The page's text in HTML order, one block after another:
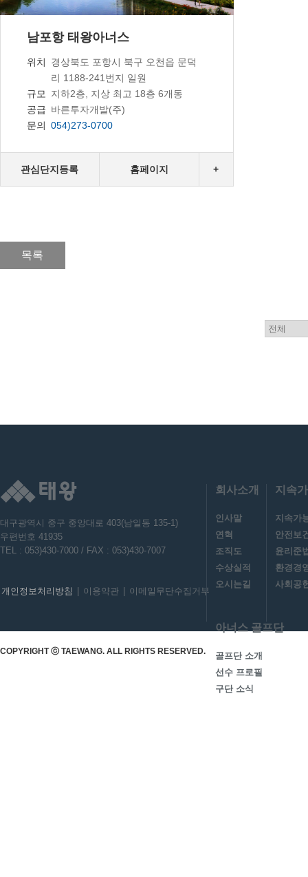
남포항 태왕아너스
위치
경상북도 포항시 북구 오천읍 문덕
리 1188-241번지 일원
규모 지하2층, 지상 최고 18층 6개동
공급 바른투자개발(주)
문의 054)273-0700
관심단지등록 홈페이지 +
목록
대구광역시 중구 중앙대로 403(남일동 135-1)
우편번호 41935
TEL : 053)430-7000 / FAX : 053)430-7007
개인정보처리방침 이용약관 이메일무단수집거부
회사소개
인사말
연혁
조직도
수상실적
오시는길
지속
지속가
안전보
윤리준
환경경
사회공
아너스 골프단
골프단 소개
선수 프로필
구단 소식
COPYRIGHT ⓒ TAEWANG. ALL RIGHTS RESERVED.